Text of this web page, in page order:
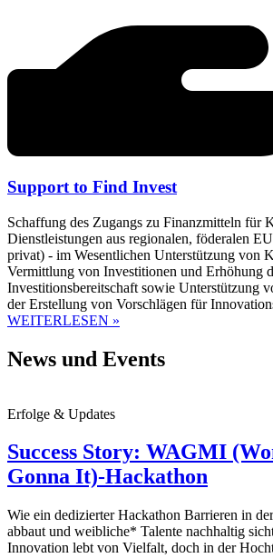
Support to Find Invest
Schaffung des Zugangs zu Finanzmitteln für
Dienstleistungen aus regionalen, föderalen
privat) - im Wesentlichen Unterstützung von
Vermittlung von Investitionen und Erhöhung
Investitionsbereitschaft sowie Unterstützung
der Erstellung von Vorschlägen für
WEITERLESEN »
News und Events
Erfolge & Updates
Success Story: WAGMI
Gonna It)-Hackathon
Wie ein dedizierter Hackathon Barrieren in
abbaut und weibliche* Talente nachhaltig
Innovation lebt von Vielfalt, doch in der